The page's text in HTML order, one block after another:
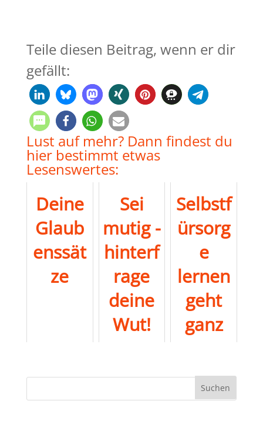
Teile diesen Beitrag, wenn er dir
gefällt:
Lust auf mehr? Dann findest du
hier bestimmt etwas
Lesenswertes:
Deine
Glaub
enssät
ze
Sei
mutig -
hinterf
rage
deine
Wut!
Selbstf
ürsorg
e
lernen
geht
ganz